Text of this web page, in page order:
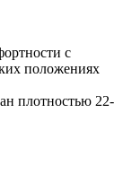
с
положениях
плотностью 22-